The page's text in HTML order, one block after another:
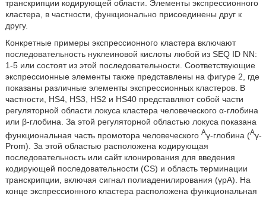
транскрипции кодирующей области. Элементы экспрессионного
кластера, в частности, функционально присоединены друг к
другу.
Конкретные примеры экспрессионного кластера включают
последовательность нуклеиновой кислоты любой из SEQ ID NN:
1-5 или состоят из этой последовательности. Соответствующие
экспрессионные элементы также представлены на фигуре 2, где
показаны различные элементы экспрессионных кластеров. В
частности, HS4, HS3, HS2 и HS40 представляют собой части
регуляторной области локуса кластера человеческого α-глобина
или β-глобина. За этой регуляторной областью локуса показана
функциональная часть промотора человеческого Aγ-глобина (Aγ-
Prom). За этой областью расположена кодирующая
последовательность или сайт клонирования для введения
кодирующей последовательности (CS) и область терминации
транскрипции, включая сигнал полиаденилирования (γpA). На
конце экспрессионного кластера расположена функциональная